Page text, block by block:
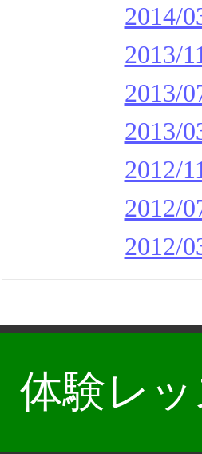
2014/
2013/
2013/
2013/
2012/
2012/
2012/
体験レ